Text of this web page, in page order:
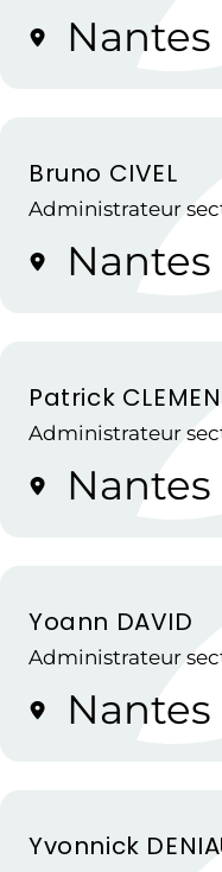
Nantes
Bruno CIVEL
Administrateur
Nantes
Patrick
Administrateur
Nantes
Yoann DAVID
Administrateur
Nantes
Yvonnick